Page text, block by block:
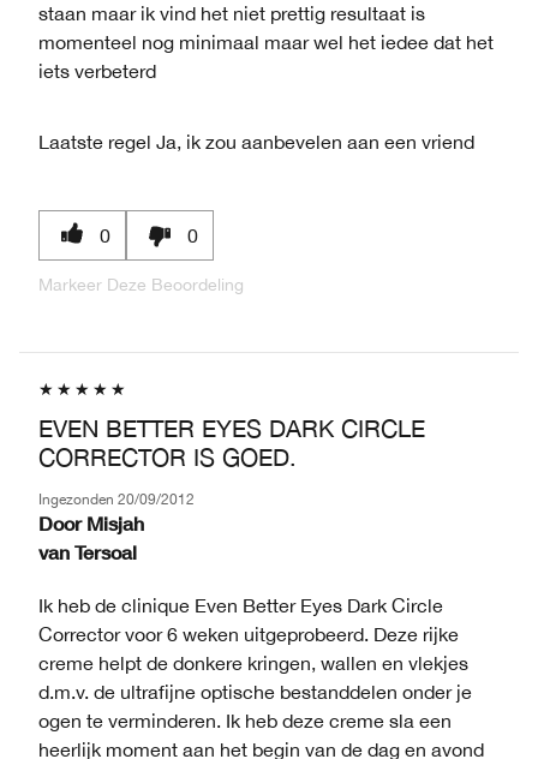
staan maar ik vind het niet prettig resultaat is
momenteel nog minimaal maar wel het iedee dat het
iets verbeterd
Laatste regel Ja, ik zou aanbevelen aan een vriend
0 0
Markeer Deze Beoordeling
EVEN BETTER EYES DARK CIRCLE
CORRECTOR IS GOED.
Ingezonden 20/09/2012
Door Misjah
van Tersoal
Ik heb de clinique Even Better Eyes Dark Circle
Corrector voor 6 weken uitgeprobeerd. Deze rijke
creme helpt de donkere kringen, wallen en vlekjes
d.m.v. de ultrafijne optische bestanddelen onder je
ogen te verminderen. Ik heb deze creme sla een
heerlijk moment aan het begin van de dag en avond